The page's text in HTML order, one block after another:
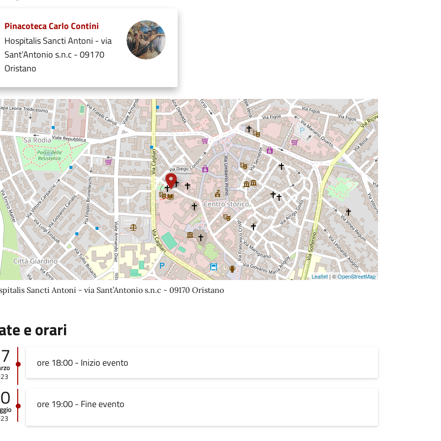
Pinacoteca Carlo Contini
Hospitalis Sancti Antoni - via
Sant’Antonio s.n.c - 09170
Oristano
Leaflet | ©OpenStreetMap
Sancti Antoni - via Sant’Antonio s.n.c - 09170 Oristano
e orari
ore 18:00 - Inizio evento
ore 19:00 - Fine evento